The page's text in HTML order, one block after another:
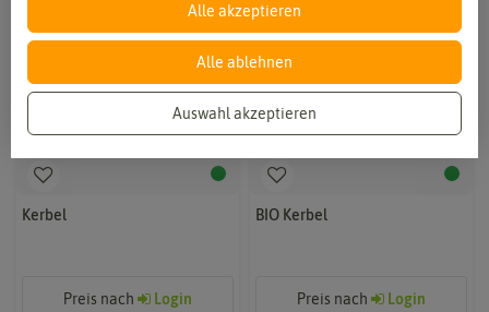
Kerbel
Preis nach
Login
BIO Kerbel
Preis nach
Login
Alle akzeptieren
Alle ablehnen
Auswahl akzeptieren